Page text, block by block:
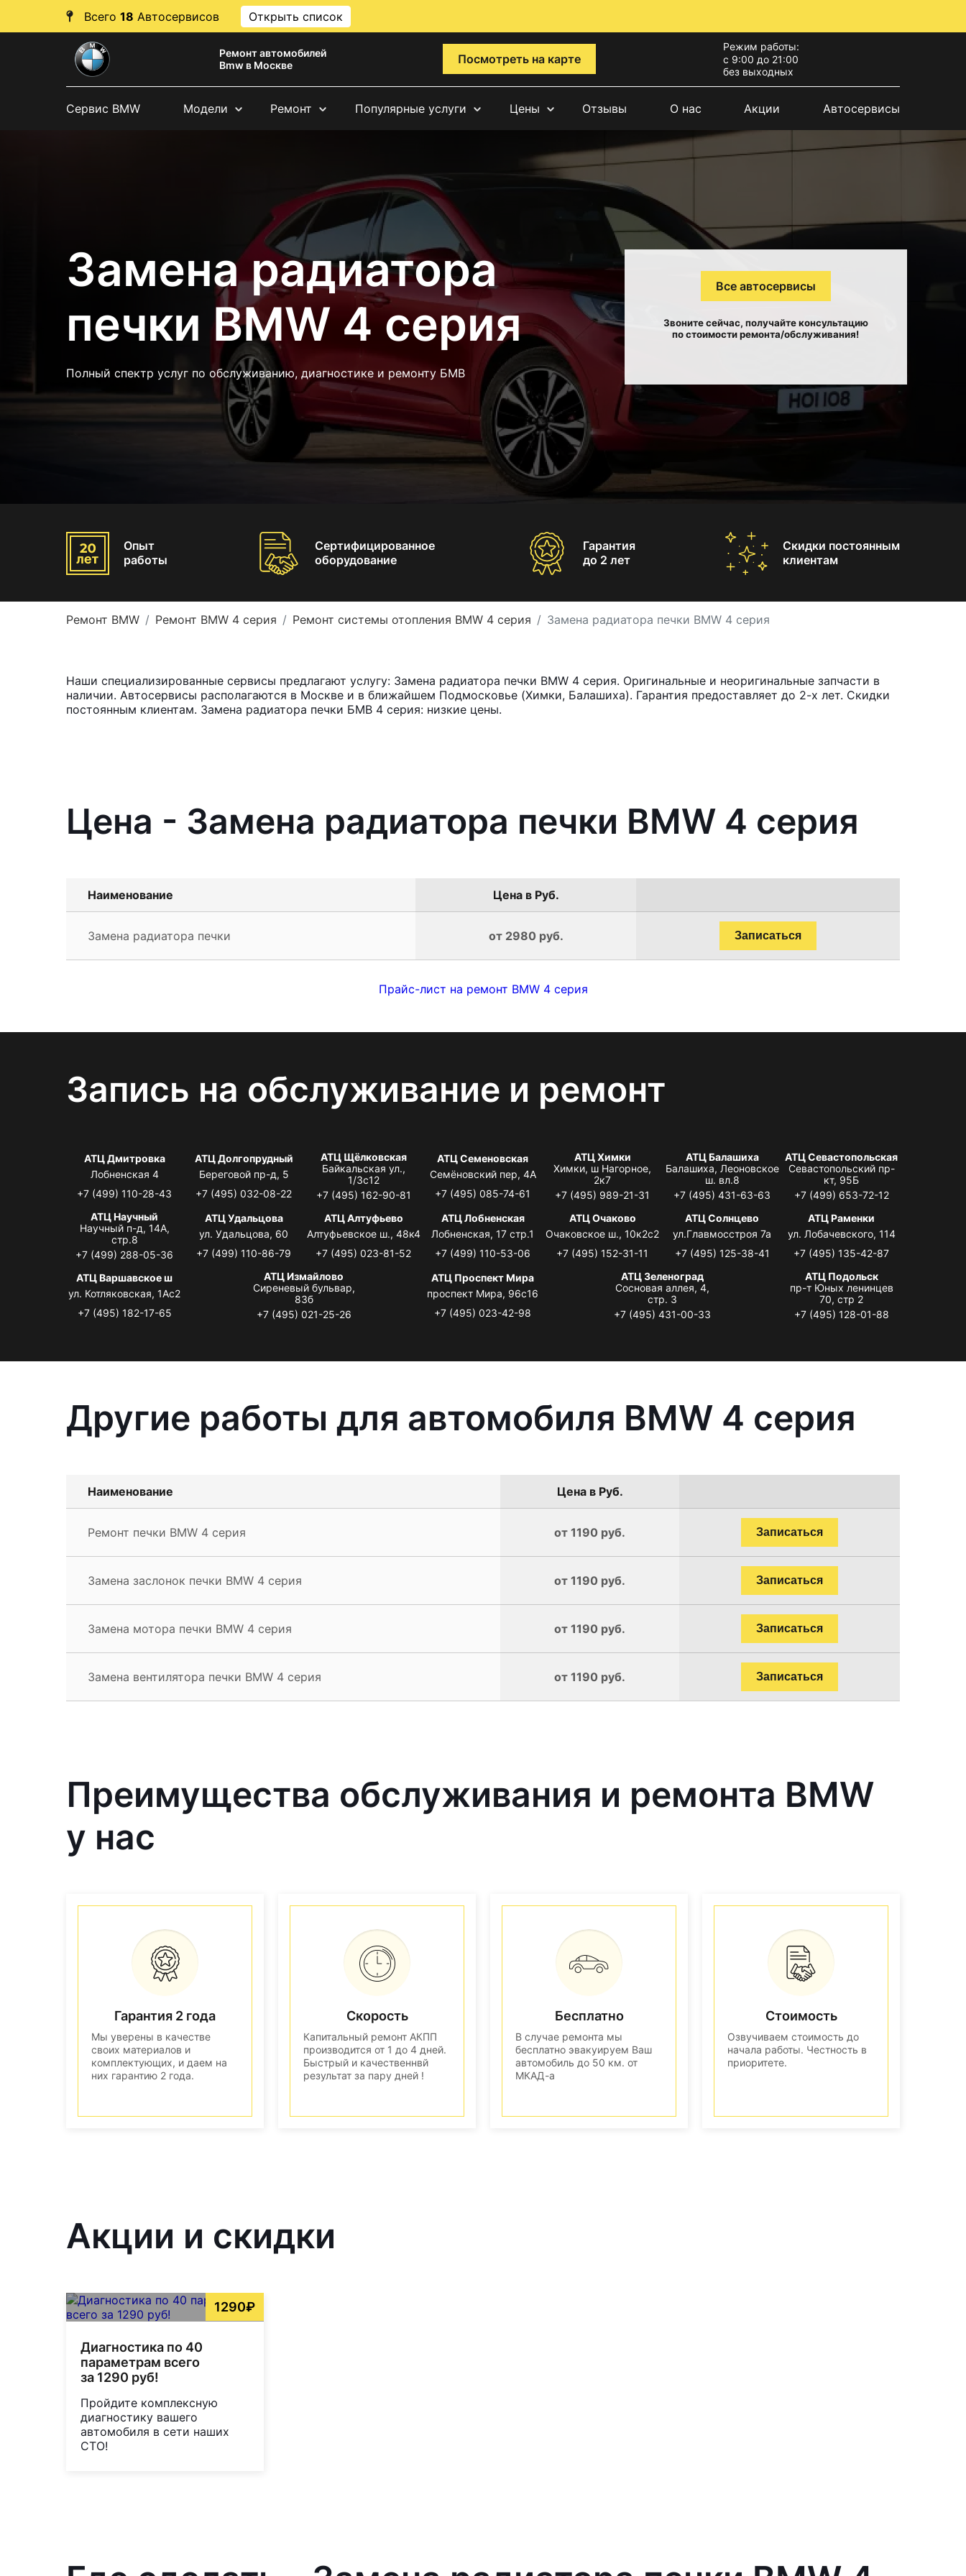
Всего 18 Автосервисов Открыть список
Ремонт автомобилей
Bmw в Москве
Посмотреть на карте
Режим работы:
с 9:00 до 21:00
без выходных
Сервис BMW Модели Ремонт Популярные услуги Цены Отзывы О нас Акции Автосервисы
Замена радиатора
печки BMW 4 серия
Полный спектр услуг по обслуживанию, диагностике и ремонту БМВ
Все автосервисы
Звоните сейчас, получайте консультацию
по стоимости ремонта/обслуживания!
Опыт
работы
Сертифицированное
оборудование
Гарантия
до 2 лет
Скидки постоянным
клиентам
Ремонт BMW Ремонт BMW 4 серия Ремонт системы отопления BMW 4 серия Замена радиатора печки BMW 4 серия
Наши специализированные сервисы предлагают услугу: Замена радиатора печки BMW 4 серия. Оригинальные и неоригинальные запчасти в
наличии. Автосервисы располагаются в Москве и в ближайшем Подмосковье (Химки, Балашиха). Гарантия предоставляет до 2-х лет. Скидки
постоянным клиентам. Замена радиатора печки БМВ 4 серия: низкие цены.
Цена - Замена радиатора печки BMW 4 серия
Наименование Цена в Руб.
Замена радиатора печки от 2980 руб. Записаться
Прайс-лист на ремонт BMW 4 серия
Запись на обслуживание и ремонт
АТЦ Дмитровка
Лобненская 4
+7 (499) 110-28-43
АТЦ Долгопрудный
Береговой пр-д, 5
+7 (495) 032-08-22
АТЦ Щёлковская
Байкальская ул.,
1/3с12
+7 (495) 162-90-81
АТЦ Семеновская
Семёновский пер, 4А
+7 (495) 085-74-61
АТЦ Химки
Химки, ш Нагорное,
2к7
+7 (495) 989-21-31
АТЦ Балашиха
Балашиха, Леоновское
ш. вл.8
+7 (495) 431-63-63
АТЦ Севастопольская
Севастопольский пр-
кт, 95Б
+7 (499) 653-72-12
АТЦ Научный
Научный п-д, 14А,
стр.8
+7 (499) 288-05-36
АТЦ Удальцова
ул. Удальцова, 60
+7 (499) 110-86-79
АТЦ Алтуфьево
Алтуфьевское ш., 48к4
+7 (495) 023-81-52
АТЦ Лобненская
Лобненская, 17 стр.1
+7 (499) 110-53-06
АТЦ Очаково
Очаковское ш., 10к2с2
+7 (495) 152-31-11
АТЦ Солнцево
ул.Главмосстроя 7а
+7 (495) 125-38-41
АТЦ Раменки
ул. Лобачевского, 114
+7 (495) 135-42-87
АТЦ Варшавское ш
ул. Котляковская, 1Ас2
+7 (495) 182-17-65
АТЦ Измайлово
Сиреневый бульвар,
83б
+7 (495) 021-25-26
АТЦ Проспект Мира
проспект Мира, 96с16
+7 (495) 023-42-98
АТЦ Зеленоград
Сосновая аллея, 4,
стр. 3
+7 (495) 431-00-33
АТЦ Подольск
пр-т Юных ленинцев
70, стр 2
+7 (495) 128-01-88
Другие работы для автомобиля BMW 4 серия
Наименование Цена в Руб.
Ремонт печки BMW 4 серия от 1190 руб. Записаться
Замена заслонок печки BMW 4 серия от 1190 руб. Записаться
Замена мотора печки BMW 4 серия от 1190 руб. Записаться
Замена вентилятора печки BMW 4 серия от 1190 руб. Записаться
Преимущества обслуживания и ремонта BMW
у нас
Гарантия 2 года
Мы уверены в качестве
своих материалов и
комплектующих, и даем на
них гарантию 2 года.
Скорость
Капитальный ремонт АКПП
производится от 1 до 4 дней.
Быстрый и качественнвй
результат за пару дней !
Бесплатно
В случае ремонта мы
бесплатно эвакуируем Ваш
автомобиль до 50 км. от
МКАД-а
Стоимость
Озвучиваем стоимость до
начала работы. Честность в
приоритете.
Акции и скидки
1290₽
Диагностика по 40
параметрам всего
за 1290 руб!
Пройдите комплексную
диагностику вашего
автомобиля в сети наших
СТО!